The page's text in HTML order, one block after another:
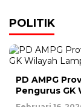
POLITIK
PD AMPG
Pengurus GK